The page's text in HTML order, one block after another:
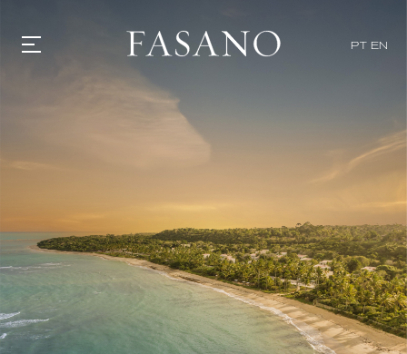
PT EN
EXPERIENCIAS
DESCUBRIR
WHAT'S COOKING
CORRIERE
HISTORIA
SOSTENIBILIDAD
CONTACTO